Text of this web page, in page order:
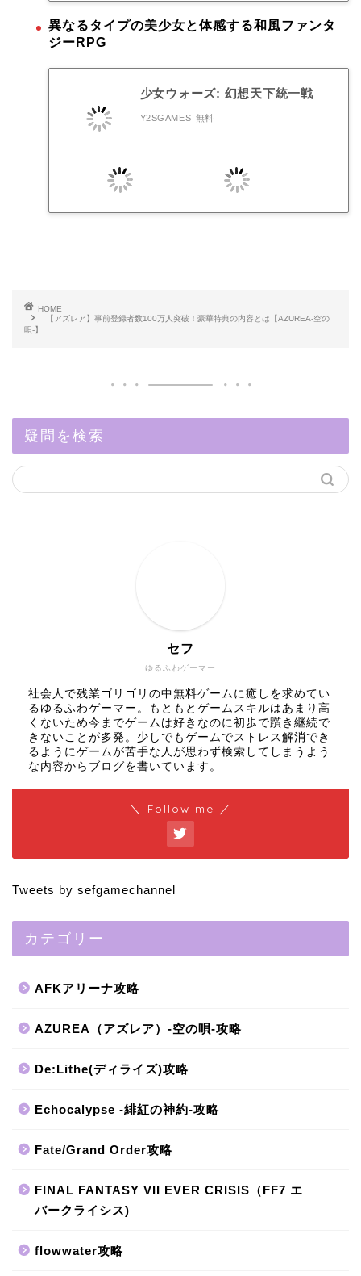
異なるタイプの美少女と体感する和風ファンタ
ジーRPG
少女ウォーズ: 幻想天下統一戦
Y2SGAMES 無料
HOME
【アズレア】事前登録者数100万人突破！豪華特典の内容とは【AZUREA-空の
唄-】
疑問を検索
ゆるふわゲーマー
セフ
社会人で残業ゴリゴリの中無料ゲームに癒しを求めてい
るゆるふわゲーマー。もともとゲームスキルはあまり高
くないため今までゲームは好きなのに初歩で躓き継続で
きないことが多発。少しでもゲームでストレス解消でき
るようにゲームが苦手な人が思わず検索してしまうよう
な内容からブログを書いています。
＼ Follow me ／
Tweets by sefgamechannel
カテゴリー
AFKアリーナ攻略
AZUREA（アズレア）-空の唄-攻略
De:Lithe(ディライズ)攻略
Echocalypse -緋紅の神約-攻略
Fate/Grand Order攻略
FINAL FANTASY VII EVER CRISIS（FF7 エ
バークライシス)
flowwater攻略